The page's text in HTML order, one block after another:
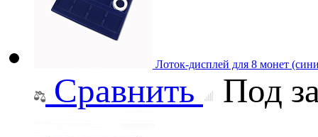
Лоток-дисплей для 8 монет
Сравнить Под